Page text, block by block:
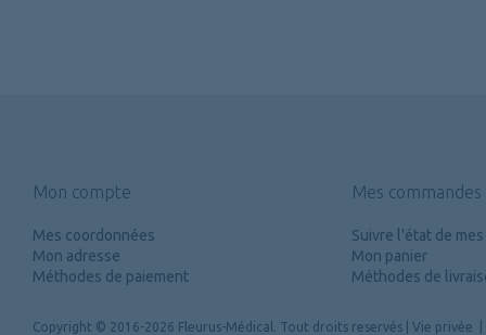
Mon compte
Mes coordonnées
Mon adresse
Méthodes de paiement
Mes commandes
Suivre l'état de
Mon panier
Méthodes de
Copyright © 2016-2026 Fleurus-Médical. Tout droits reservés Vie privée